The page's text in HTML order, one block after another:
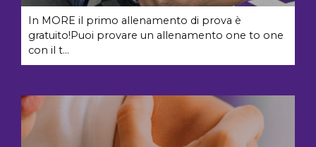
In MORE il primo allenamento di prova è
gratuito!Puoi provare un allenamento one to one
con il t...